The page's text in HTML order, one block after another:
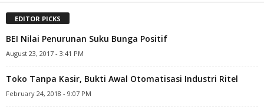
EDITOR PICKS
BEI Nilai Penurunan Suku Bunga Positif
August 23, 2017 - 3:41 PM
Toko Tanpa Kasir, Bukti Awal Otomatisasi Industri Ritel
February 24, 2018 - 9:07 PM